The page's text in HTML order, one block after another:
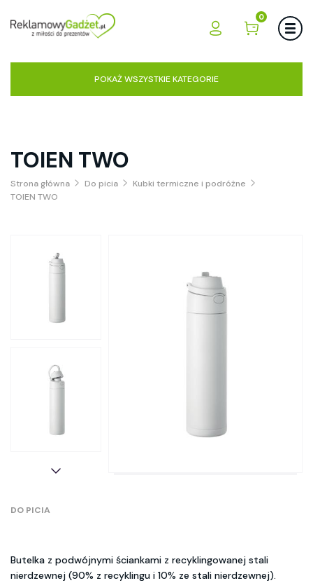
0
POKAŻ WSZYSTKIE KATEGORIE
TOIEN TWO
Strona główna Do picia
Kubki termiczne i podróżne
TOIEN TWO
DO PICIA
Butelka z podwójnymi ściankami z recyklingowanej stali
nierdzewnej (90% z recyklingu i 10% ze stali nierdzewnej).